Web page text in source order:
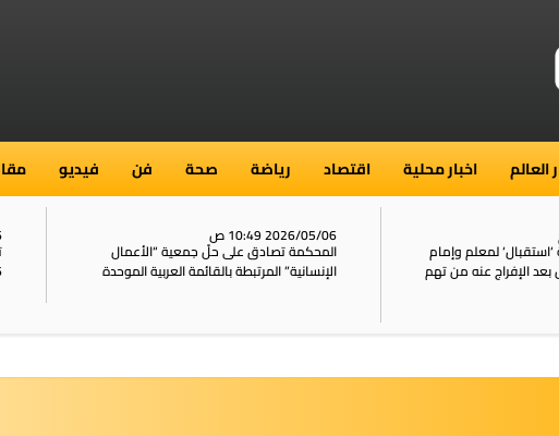
العالم اخبار محلية اقتصاد رياضة صحة فن فيديو
لمعلم وإمام
الإفراج عنه من تهم
2026/05/06 10:49 ص
المحكمة تصادق على حلّ جمعية “الأعمال
الإنسانية” المرتبطة بالقائمة العربية الموحدة